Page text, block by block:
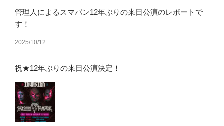
管理人によるスマパン12年ぶりの来日公演のレポートで
す！
2025/10/12
祝★12年ぶりの来日公演決定！